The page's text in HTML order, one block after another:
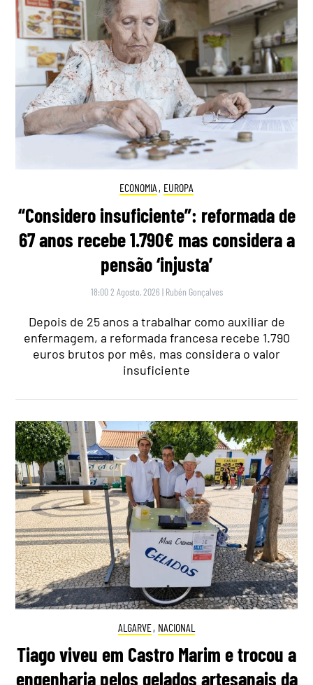
ECONOMIA , EUROPA
“Considero insuficiente”: reformada de
67 anos recebe 1.790€ mas considera a
pensão ‘injusta’
18:00 2 Agosto, 2026 | Rubén Gonçalves
Depois de 25 anos a trabalhar como auxiliar de
enfermagem, a reformada francesa recebe 1.790
euros brutos por mês, mas considera o valor
insuficiente
ALGARVE, NACIONAL
Tiago viveu em Castro Marim e trocou a
engenharia pelos gelados artesanais da